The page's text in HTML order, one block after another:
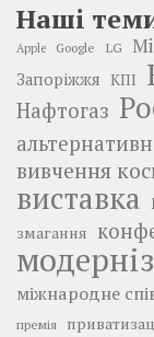
Наші
Apple Google LG
Запоріжжя КПІ
Нафтогаз
вивчення
виставка
змагання
міжнародне
премія